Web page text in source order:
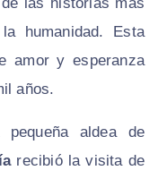
humanidad. Esta
amor y esperanza
años.
aldea de
recibió la visita de